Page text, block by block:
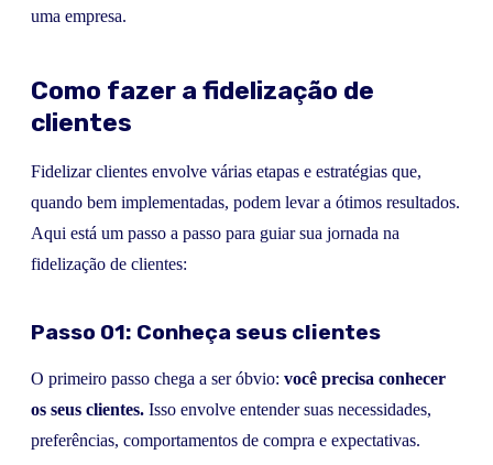
uma empresa.
Como fazer a fidelização de
clientes
Fidelizar clientes envolve várias etapas e estratégias que,
quando bem implementadas, podem levar a ótimos resultados.
Aqui está um passo a passo para guiar sua jornada na
fidelização de clientes:
Passo 01: Conheça seus clientes
O primeiro passo chega a ser óbvio: você precisa conhecer
os seus clientes. Isso envolve entender suas necessidades,
preferências, comportamentos de compra e expectativas.